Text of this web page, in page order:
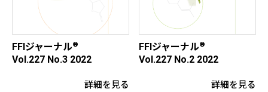
FFIジャーナル®
Vol.227 No.3 2022
詳細を見る
FFIジャーナル®
Vol.227 No.2 2022
詳細を見る